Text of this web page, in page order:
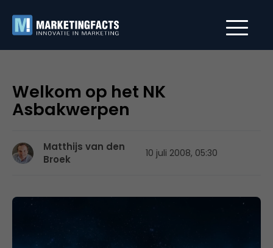
Welkom op het NK
Asbakwerpen
Matthijs van den
Broek
10 juli 2008, 05:30